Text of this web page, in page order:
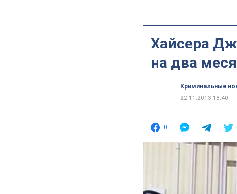
Хайсера
на два
Криминальные
22.11.2013 18:40
0